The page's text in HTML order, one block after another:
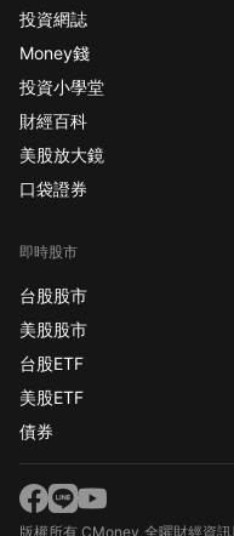
投資網誌
Money錢
投資小學堂
財經百科
美股放大鏡
口袋證券
即時股市
台股股市
美股股市
台股ETF
美股ETF
債券
版權所有 CMoney 全曜財經資